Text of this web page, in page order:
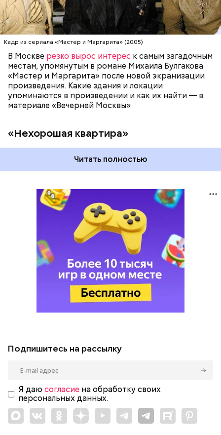
Кадр из сериала «Мастер и Маргарита» (2005)
В Москве резко вырос интерес к самым загадочным
местам, упомянутым в романе Михаила Булгакова
«Мастер и Маргарита» после новой экранизации
произведения. Какие здания и локации
упоминаются в произведении и как их найти — в
материале «Вечерней Москвы».
«Нехорошая квартира»
доме», потому что в доме постоянно происходили
перебои с электричеством, протекал потолок, за
стенкой ругались соседи. Именно поэтому она
стала прототипом «нехорошей квартиры», где жил
Читать полностью
Подпишитесь на рассылку
Я даю согласие на обработку своих
персональных данных.